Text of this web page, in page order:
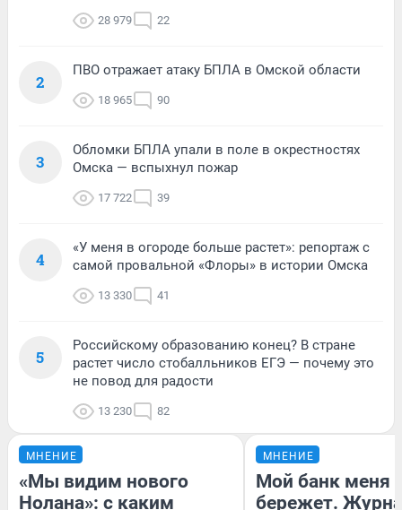
28 979 22
2
ПВО отражает атаку БПЛА в Омской области
18 965 90
3
Обломки БПЛА упали в поле в окрестностях
Омска — вспыхнул пожар
17 722 39
4
«У меня в огороде больше растет»: репортаж с
самой провальной «Флоры» в истории Омска
13 330 41
5
Российскому образованию конец? В стране
растет число стобалльников ЕГЭ — почему это
не повод для радости
13 230 82
МНЕНИЕ
«Мы видим нового
Нолана»: с каким
МНЕНИЕ
Мой банк меня
бережет.